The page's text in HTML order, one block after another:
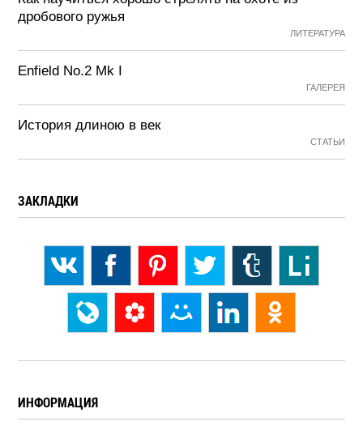
дробового ружья
ЛИТЕРАТУРА
Enfield No.2 Mk I
ГАЛЕРЕЯ
История длиною в век
СТАТЬИ
ЗАКЛАДКИ
ИНФОРМАЦИЯ